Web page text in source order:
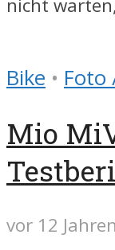
nicht
Bike • Foto
Mio
vor 12 Jahren